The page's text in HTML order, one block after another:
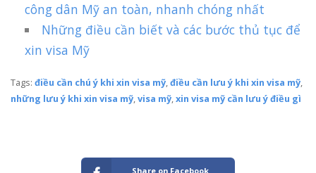
công dân Mỹ an toàn, nhanh chóng nhất
Những điều cần biết và các bước thủ tục để
xin visa Mỹ
Tags: điều cần chú ý khi xin visa mỹ,điều cần lưu ý khi xin visa mỹ,
những lưu ý khi xin visa mỹ,visa mỹ,xin visa mỹ cần lưu ý điều gì
Share on Facebook